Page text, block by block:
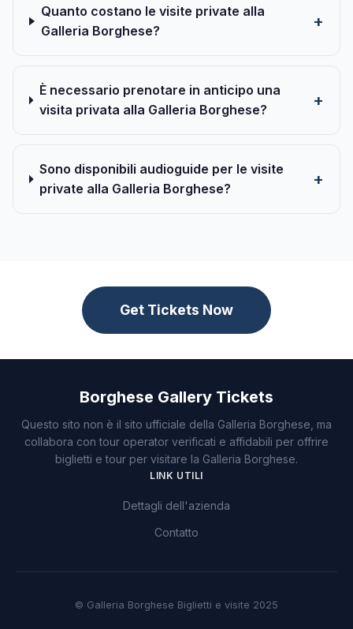
Quanto costano le visite private alla
Galleria Borghese?
È necessario prenotare in anticipo una
visita privata alla Galleria Borghese?
Sono disponibili audioguide per le visite
private alla Galleria Borghese?
Get Tickets Now
Borghese Gallery Tickets
Questo sito non è il sito ufficiale della Galleria Borghese, ma
collabora con tour operator verificati e affidabili per offrire
biglietti e tour per visitare la Galleria Borghese.
LINK UTILI
Dettagli dell'azienda
Contatto
© Galleria Borghese Biglietti e visite 2025